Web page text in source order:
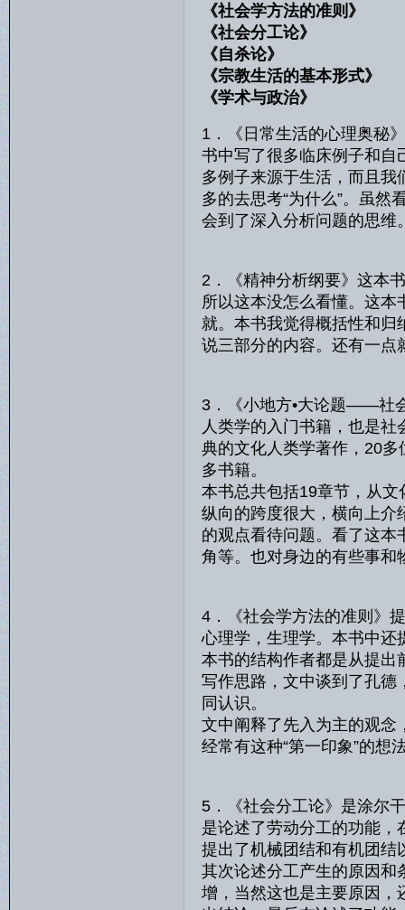
《社会学方法的准
《社会分工论》
《自杀论》
《宗教生活的基本形
《学术与政治》
1．《日常生活的心理奥秘
书中写了很多临床例子和自
多例子来源于生活，而且我
多的去思考“为什么”。虽然
会到了深入分析问题的思维
2．《精神分析纲要》这本
所以这本没怎么看懂。这本
就。本书我觉得概括性和归
说三部分的内容。还有一点
3．《小地方•大论题——社
人类学的入门书籍，也是
典的文化人类学著作，20
多书籍。
本书总共包括19章节，从
纵向的跨度很大，横向上介
的观点看待问题。看了这本
角等。也对身边的有些事和
4．《社会学方法的准则》
心理学，生理学。本书中还
本书的结构作者都是从提出
写作思路，文中谈到了孔德
同认识。
文中阐释了先入为主的观念
经常有这种“第一印象”的想
5．《社会分工论》是涂尔
是论述了劳动分工的功能，
提出了机械团结和有机团结
其次论述分工产生的原因和
增，当然这也是主要原因，